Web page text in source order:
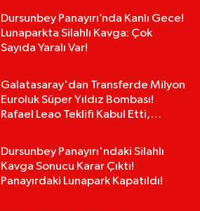
Dursunbey Panayırı’nda Kanlı Gece!
Lunaparkta Silahlı Kavga: Çok
Sayıda Yaralı Var!
Galatasaray'dan Transferde Milyon
Euroluk Süper Yıldız Bombası!
Rafael Leao Teklifi Kabul Etti,
Dursunbey Panayırı'ndaki Silahlı
Kavga Sonucu Karar Çıktı!
Panayırdaki Lunapark Kapatıldı!